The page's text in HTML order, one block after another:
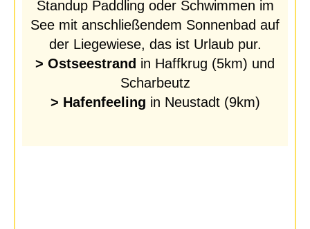
Standup Paddling oder Schwimmen im
See mit anschließendem Sonnenbad auf
der Liegewiese, das ist Urlaub pur.
> Ostseestrand in Haffkrug (5km) und
Scharbeutz
> Hafenfeeling in Neustadt (9km)